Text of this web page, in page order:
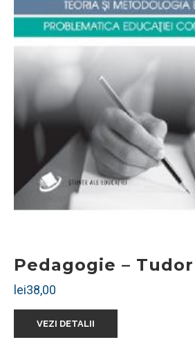
Pedagogie –
lei38,00
VEZI DETALII